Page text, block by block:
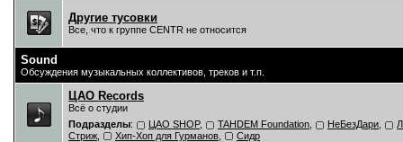
Другие тусовки
Все, что к группе CENTR не относится
Sound
Обсуждения музыкальных коллективов, треков и т.п.
ЦAO Records
Всё о студии
Подразделы: ЦАО SHOP, TAHDEM Foundation НеБезДари
Стриж
Хип-Хоп для Гурманов Сидр